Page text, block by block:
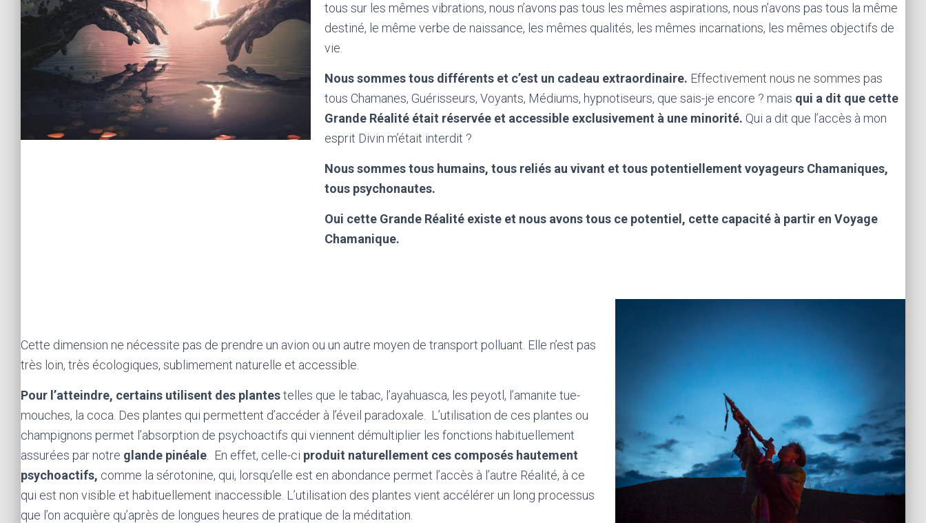
tous sur les mêmes vibrations, nous n’avons pas tous les mêmes aspirations, nous n’avons pas tous la même
destiné, le même verbe de naissance, les mêmes qualités, les mêmes incarnations, les mêmes objectifs de
vie.
Nous sommes tous différents et c’est un cadeau extraordinaire. Effectivement nous ne sommes pas
tous Chamanes, Guérisseurs, Voyants, Médiums, hypnotiseurs, que sais-je encore ? mais qui a dit que cette
Grande Réalité était réservée et accessible exclusivement à une minorité. Qui a dit que l’accès à mon
esprit Divin m’était interdit ?
Nous sommes tous humains, tous reliés au vivant et tous potentiellement voyageurs Chamaniques,
tous psychonautes.
Oui cette Grande Réalité existe et nous avons tous ce potentiel, cette capacité à partir en Voyage
Chamanique.
Cette dimension ne nécessite pas de prendre un avion ou un autre moyen de transport polluant. Elle n’est pas
très loin, très écologiques, sublimement naturelle et accessible.
Pour l’atteindre, certains utilisent des plantestelles que le tabac, l’ayahuasca, les peyotl, l’amanite tue-
mouches, la coca. Des plantes qui permettent d’accéder à l’éveil paradoxale. L’utilisation de ces plantes ou
champignons permet l’absorption de psychoactifs qui viennent démultiplier les fonctions habituellement
assurées par notre glande pinéale . En effet, celle-ci produit naturellement ces composés hautement
psychoactifs, comme la sérotonine, qui, lorsqu’elle est en abondance permet l’accès à l’autre Réalité, à ce
qui est non visible et habituellement inaccessible. L’utilisation des plantes vient accélérer un long processus
que l’on acquière qu’après de longues heures de pratique de la méditation.